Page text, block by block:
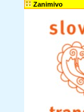
Zanimivo